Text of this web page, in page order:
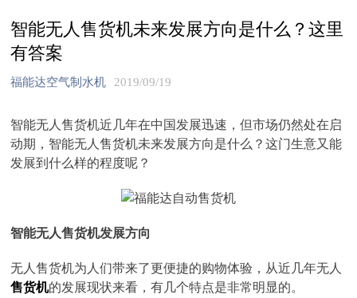
智能无人售货机未来发展方向是什么？这里
有答案
福能达空气制水机 2019/09/19
智能无人售货机近几年在中国发展迅速，但市场仍然处在启
动期，智能无人售货机未来发展方向是什么？这门生意又能
发展到什么样的程度呢？
智能无人售货机发展方向
无人售货机为人们带来了更便捷的购物体验，从近几年无人
售货机的发展现状来看，有几个特点是非常明显的。